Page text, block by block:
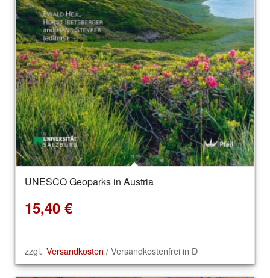
UNESCO Geoparks in Austria
15,40 €
zzgl. Versandkosten / Versandkostenfrei in D